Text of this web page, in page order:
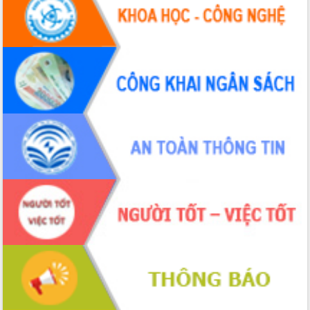
UBND tỉnh họp báo định kỳ tháng 4
năm 2026
Hội thảo khoa học “Giải pháp thúc đẩy
phát triển nền kinh tế xanh tại tỉnh
Đắk Lắk”
Tăng cường giám sát, đôn đốc thực
hiện nhiệm vụ quản lý tài sản công
hàng tuần
Tháo gỡ những vướng mắc, đẩy mạnh
công tác cải cách thủ tục hành chính
tại Trung tâm Phục vụ hành chính
công tỉnh
Đắk Lắk: Tôn vinh 46 giải pháp tại Hội
thi Sáng tạo Kỹ thuật 2024 - 2025
Đắk Lắk rà soát, điều chỉnh Đề án 190
về phát triển nuôi trồng thủy sản
Phó Chủ tịch UBND tỉnh Đắk Lắk
Trương Công Thái kiểm tra thực địa
Dự án cao tốc Khánh Hòa - Buôn Ma
Thuột